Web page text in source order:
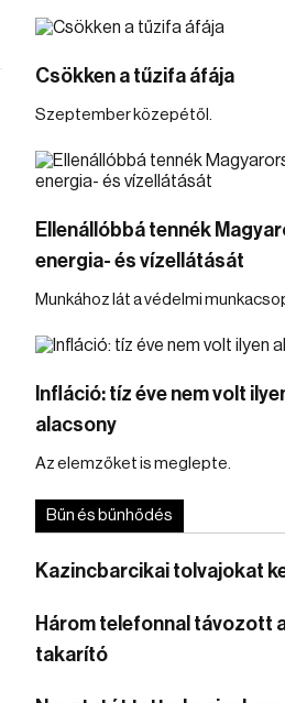
Csökken a tűzifa áfája
Szeptember közepétől.
Ellenállóbbá tennék
energia- és vízellátását
Munkához lát a védelmi
Infláció: tíz éve nem volt
alacsony
Az elemzőket is meglepte.
Bűn és bűnhődés
Kazincbarcikai tolvajokat
Három telefonnal távozott
takarító